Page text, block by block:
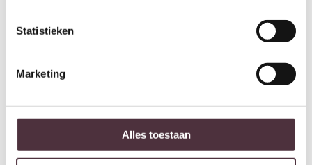
Statistieken
Marketing
Alles toestaan
Light & Living Stoel 68x67x72
zwart
Light & Living Stoel 68x67x72
€298,00